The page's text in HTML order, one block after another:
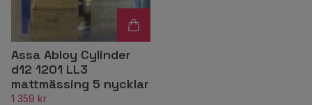
Assa Abloy Cylinder
d12 1201 LL3
mattmässing 5 nycklar
1 359 kr